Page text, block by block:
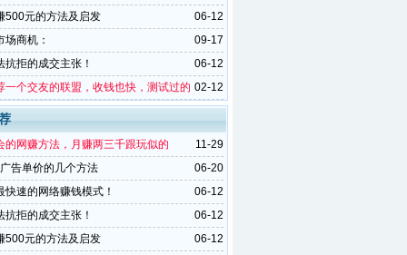
06-12
500元的方法及启发
09-17
场商机：
06-12
抗拒的成交主张！
02-12
一个交友的联盟，收钱也快，测试过的
11-29
的网赚方法，月赚两三千跟玩似的
06-20
告单价的几个方法
06-12
快速的网络赚钱模式！
06-12
抗拒的成交主张！
06-12
500元的方法及启发